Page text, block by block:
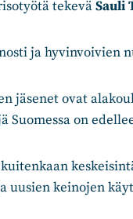
tekeväSauli
ja hyvinvoivien
jäsenet ovat
on
keinojen